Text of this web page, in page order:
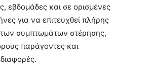
εβδομάδες και σε ορισμένες
για να επιτευχθεί πλήρης
συμπτωμάτων στέρησης,
παράγοντες και